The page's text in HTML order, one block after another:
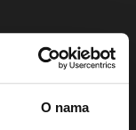
O nama